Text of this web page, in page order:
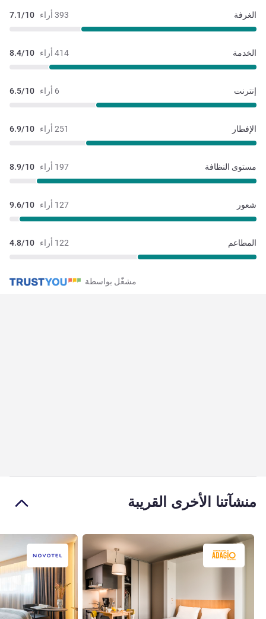
393 أراء 7.1/10 الغرفة
414 أراء 8.4/10 الخدمة
6 أراء 6.5/10 إنترنت
251 أراء 6.9/10 الإفطار
197 أراء 8.9/10 مستوى النظافة
127 أراء 9.6/10 شعور
122 أراء 4.8/10 المطاعم
مشغّل بواسطة
منشآتنا الأخرى القريبة